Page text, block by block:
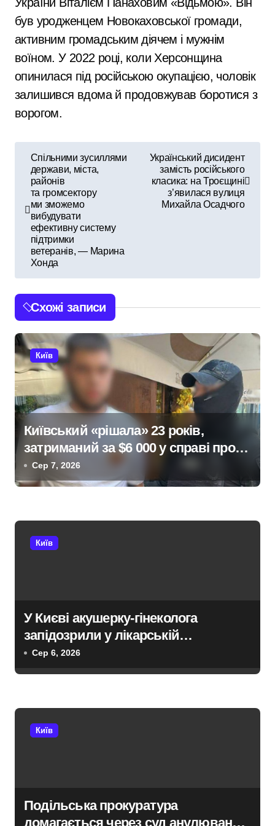
був уродженцем Новокаховської громади,
активним громадським діячем і мужнім
воїном. У 2022 році, коли Херсонщина
опинилася під російською окупацією, чоловік
залишився вдома й продовжував боротися з
ворогом.
в
а
ц
і
я
з
а
п
и
с
в
Спільними зусиллями
держави, міста,
районів
та громсектору
ми зможемо
вибудувати
ефективну систему
підтримки
ветеранів, — Марина
Хонда
Український дисидент
замість російського
класика: на Троєщині
з’явилася вулиця
Михайла Осадчого
Схожі записи
Київ
Київський «рішала» 23 років,
затриманий за $6 000 у справі про
«звільнення» від мобілізації
Сер 7, 2026
Київ
У Києві акушерку-гінеколога
запідозрили у лікарській
недбалості після втрати вагітності
Сер 6, 2026
Київ
Подільська прокуратура
домагається через суд анулювання